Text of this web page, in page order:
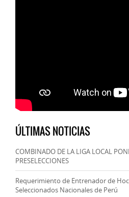
ÚLTIMAS NOTICIAS
COMBINADO DE LA LIGA LOCAL
PRESELECCIONES
Requerimiento de Entrenador de
Seleccionados Nacionales de Perú